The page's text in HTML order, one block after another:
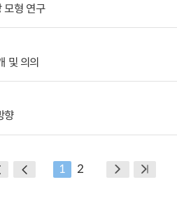
모형 연구
및 의의
향
1 2